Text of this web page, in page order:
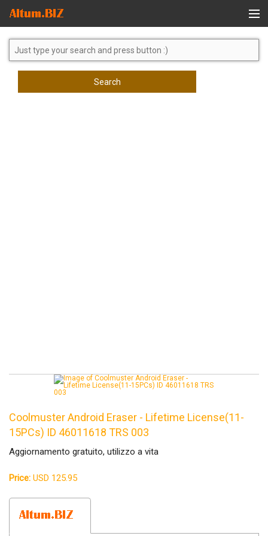
Global Search
Search
Coolmuster Android Eraser - Lifetime License(11-
15PCs) ID 46011618 TRS 003
Aggiornamento gratuito, utilizzo a vita
Price: USD 125.95